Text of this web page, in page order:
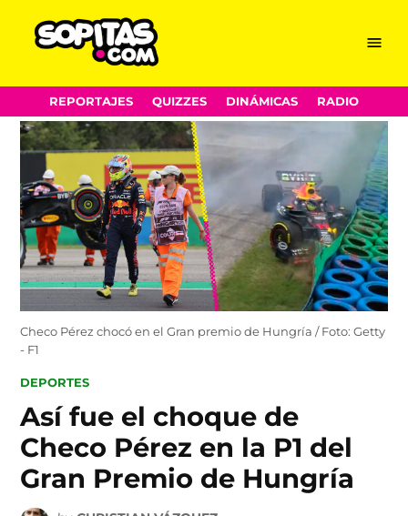
Skip
to
content
Menu
REPORTAJES QUIZZES DINÁMICAS RADIO
Checo Pérez chocó en el Gran premio de Hungría / Foto: Getty
- F1
POSTED
DEPORTES
Así fue el choque de
Checo Pérez en la P1 del
Gran Premio de Hungría